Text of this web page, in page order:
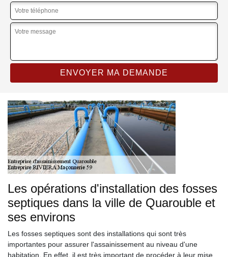
Les opérations d'installation des fosses
septiques dans la ville de Quarouble et
ses environs
Les fosses septiques sont des installations qui sont très
importantes pour assurer l'assainissement au niveau d'une
habitation. En effet, il est très important de procéder à leur mise